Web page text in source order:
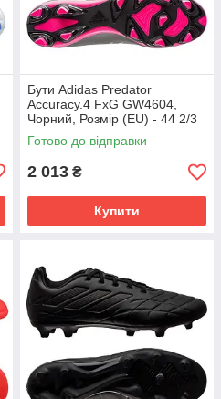
Бути Adidas Predator
Accuracy.4 FxG GW4604,
Чорний, Розмір (EU) - 44 2/3
Готово до відправки
2 013 ₴
Купити